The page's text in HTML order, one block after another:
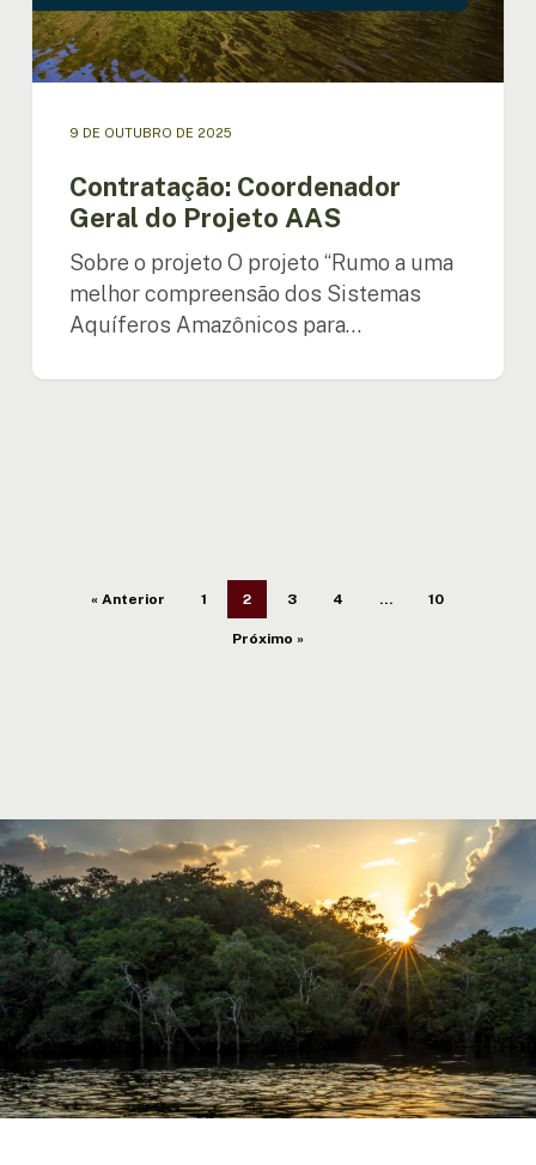
9 DE OUTUBRO DE 2025
Contratação: Coordenador
Geral do Projeto AAS
Sobre o projeto O projeto “Rumo a uma
melhor compreensão dos Sistemas
Aquíferos Amazônicos para…
« Anterior 1 2 3 4 … 10
Próximo »